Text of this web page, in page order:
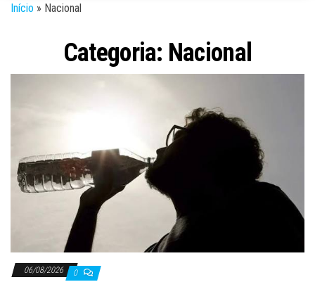
Início » Nacional
Categoria: Nacional
06/08/2026 0